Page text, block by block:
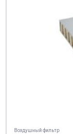
Воздушный фильтр